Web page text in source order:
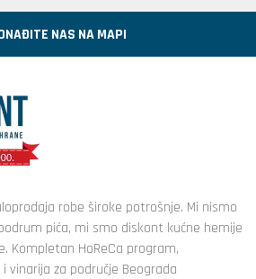
NAS NA MAPI
robe široke potrošnje. Mi nismo
pića, mi smo diskont kućne hemije
Kompletan HoReCa program,
vinarija za područje Beograda